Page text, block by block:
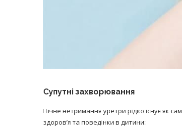
Супутні захворювання
Нічне нетримання уретри рідко існує як
здоров’я та поведінки в дитини: